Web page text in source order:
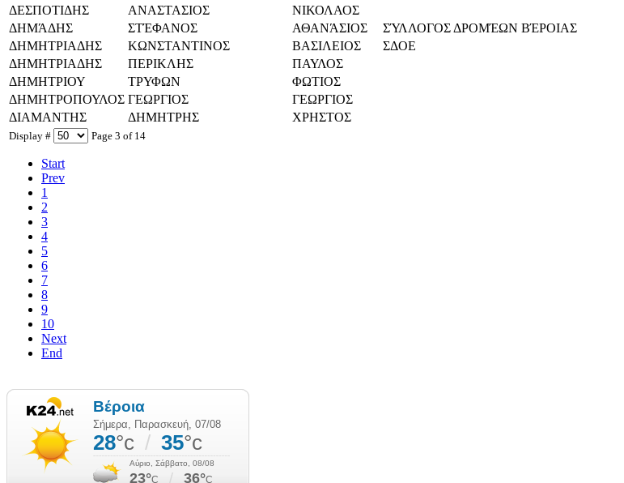
Display # Page 3 of 14
Start
Prev
1
2
3
4
5
6
7
8
9
10
Next
End
ΔΕΣΠΟΤΙΔΗΣ
ΑΝΑΣΤΑΣΙΟΣ ΝΙΚΟΛΑΟΣ
ΔΗΜΆΔΗΣ
ΣΤΈΦΑΝΟΣ ΑΘΑΝΆΣΙΟΣ ΣΎΛΛΟΓΟΣ ΔΡΟΜΈΩΝ ΒΈΡΟΙΑΣ
ΔΗΜΗΤΡΙΑΔΗΣ
ΚΩΝΣΤΑΝΤΙΝΟΣ ΒΑΣΙΛΕΙΟΣ ΣΔΟΕ
ΔΗΜΗΤΡΙΑΔΗΣ
ΠΕΡΙΚΛΗΣ ΠΑΥΛΟΣ
ΔΗΜΗΤΡΙΟΥ
ΤΡΥΦΩΝ ΦΩΤΙΟΣ
ΔΗΜΗΤΡΟΠΟΥΛΟΣ ΓΕΩΡΓΙΟΣ ΓΕΩΡΓΙΟΣ
ΔΙΑΜΑΝΤΗΣ
ΔΗΜΗΤΡΗΣ ΧΡΗΣΤΟΣ